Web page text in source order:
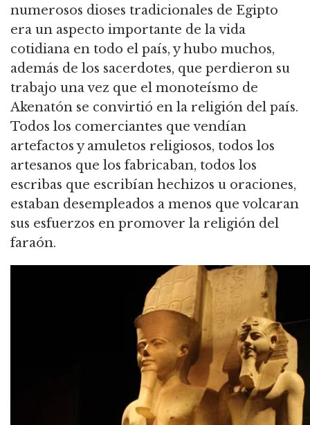
numerosos dioses tradicionales de Egipto
era un aspecto importante de la vida
cotidiana en todo el país, y hubo muchos,
además de los sacerdotes, que perdieron su
trabajo una vez que el monoteísmo de
Akenatón se convirtió en la religión del país.
Todos los comerciantes que vendían
artefactos y amuletos religiosos, todos los
artesanos que los fabricaban, todos los
escribas que escribían hechizos u oraciones,
estaban desempleados a menos que volcaran
sus esfuerzos en promover la religión del
faraón.